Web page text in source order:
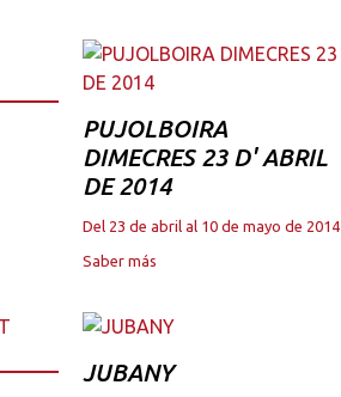
PUJOLBOIRA
DIMECRES 23 D' ABRIL
DE 2014
Del 23 de abril al 10 de mayo de 2014
Saber más
JUBANY